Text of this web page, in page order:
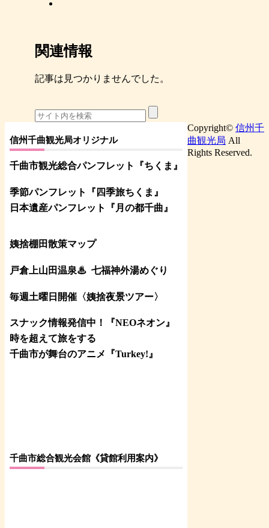
関連情報
記事は見つかりませんでした。
信州千曲観光局オリジナル
千曲市観光総合パンフレット 『ちくま 』
季節パンフレット『四季旅ちくま』
日本遺産パンフレット
『月の都千曲 』
姨捨棚田散策マップ
戸倉上山田温泉♨ 七福神外湯めぐり
毎週土曜日開催〈姨捨夜景ツアー〉
スナック情報発信中！『NEOネオン』
時を超えて旅をする
千曲市が舞台のアニメ『Turkey!』
千曲市総合観光会館《貸館利用案内》
Copyright© 信州千
曲観光局 All
Rights Reserved.